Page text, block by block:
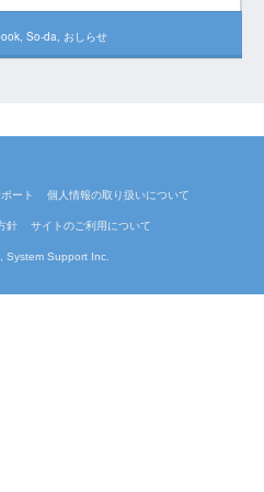
, So-da, おしらせ
System Support Inc.
ート 個人情報の取り扱いについて
針 サイトのご利用について